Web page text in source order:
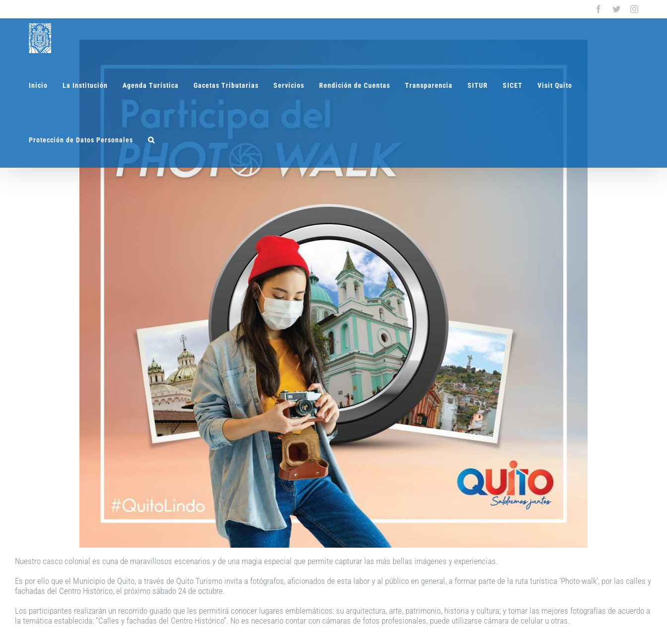
contenido
Facebook
Twitter
Inicio La Institución Agenda Turística Gacetas Tributarias Servicios Rendición de Cuentas Transparencia SITUR SICET Visit Quito
Protección de Datos Personales
Nuestro casco colonial es cuna de maravillosos escenarios y de una magia especial que permite capturar las más bellas imágenes y experiencias.
Es por ello que el Municipio de Quito, a través de Quito Turismo invita a fotógrafos, aficionados de esta labor y al público en general, a formar parte de la ruta turística ‘Photo-walk’, por las calles y
fachadas del Centro Histórico, el próximo sábado 24 de octubre.
Los participantes realizarán un recorrido guiado que les permitirá conocer lugares emblemáticos: su arquitectura, arte, patrimonio, historia y cultura; y tomar las mejores fotografías de acuerdo a
la temática establecida: “Calles y fachadas del Centro Histórico”. No es necesario contar con cámaras de fotos profesionales, puede utilizarse cámara de celular u otras.